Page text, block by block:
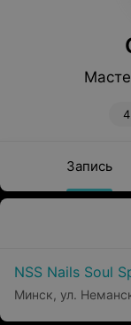
Запись
NSS Nails Soul
Минск, ул.